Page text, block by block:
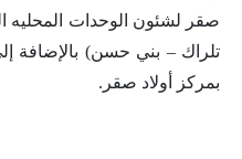
صقر لشئون الوحدات المحليه
تلراك – بني حسن) بالإضافة
بمركز أولاد صقر.